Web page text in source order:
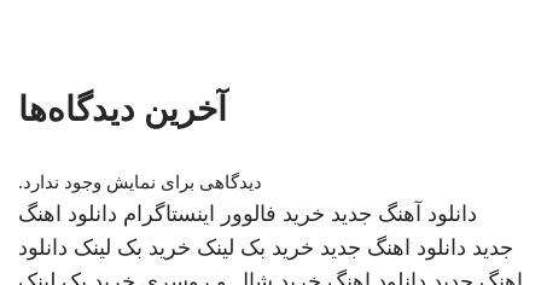
آخرین دیدگاه‌ها
دیدگاهی برای نمایش وجود ندارد.
دانلود آهنگ جدید خرید فالوور اینستاگرام دانلود اهنگ
جدید دانلود اهنگ جدید خرید بک لینک خرید بک لینک دانلود